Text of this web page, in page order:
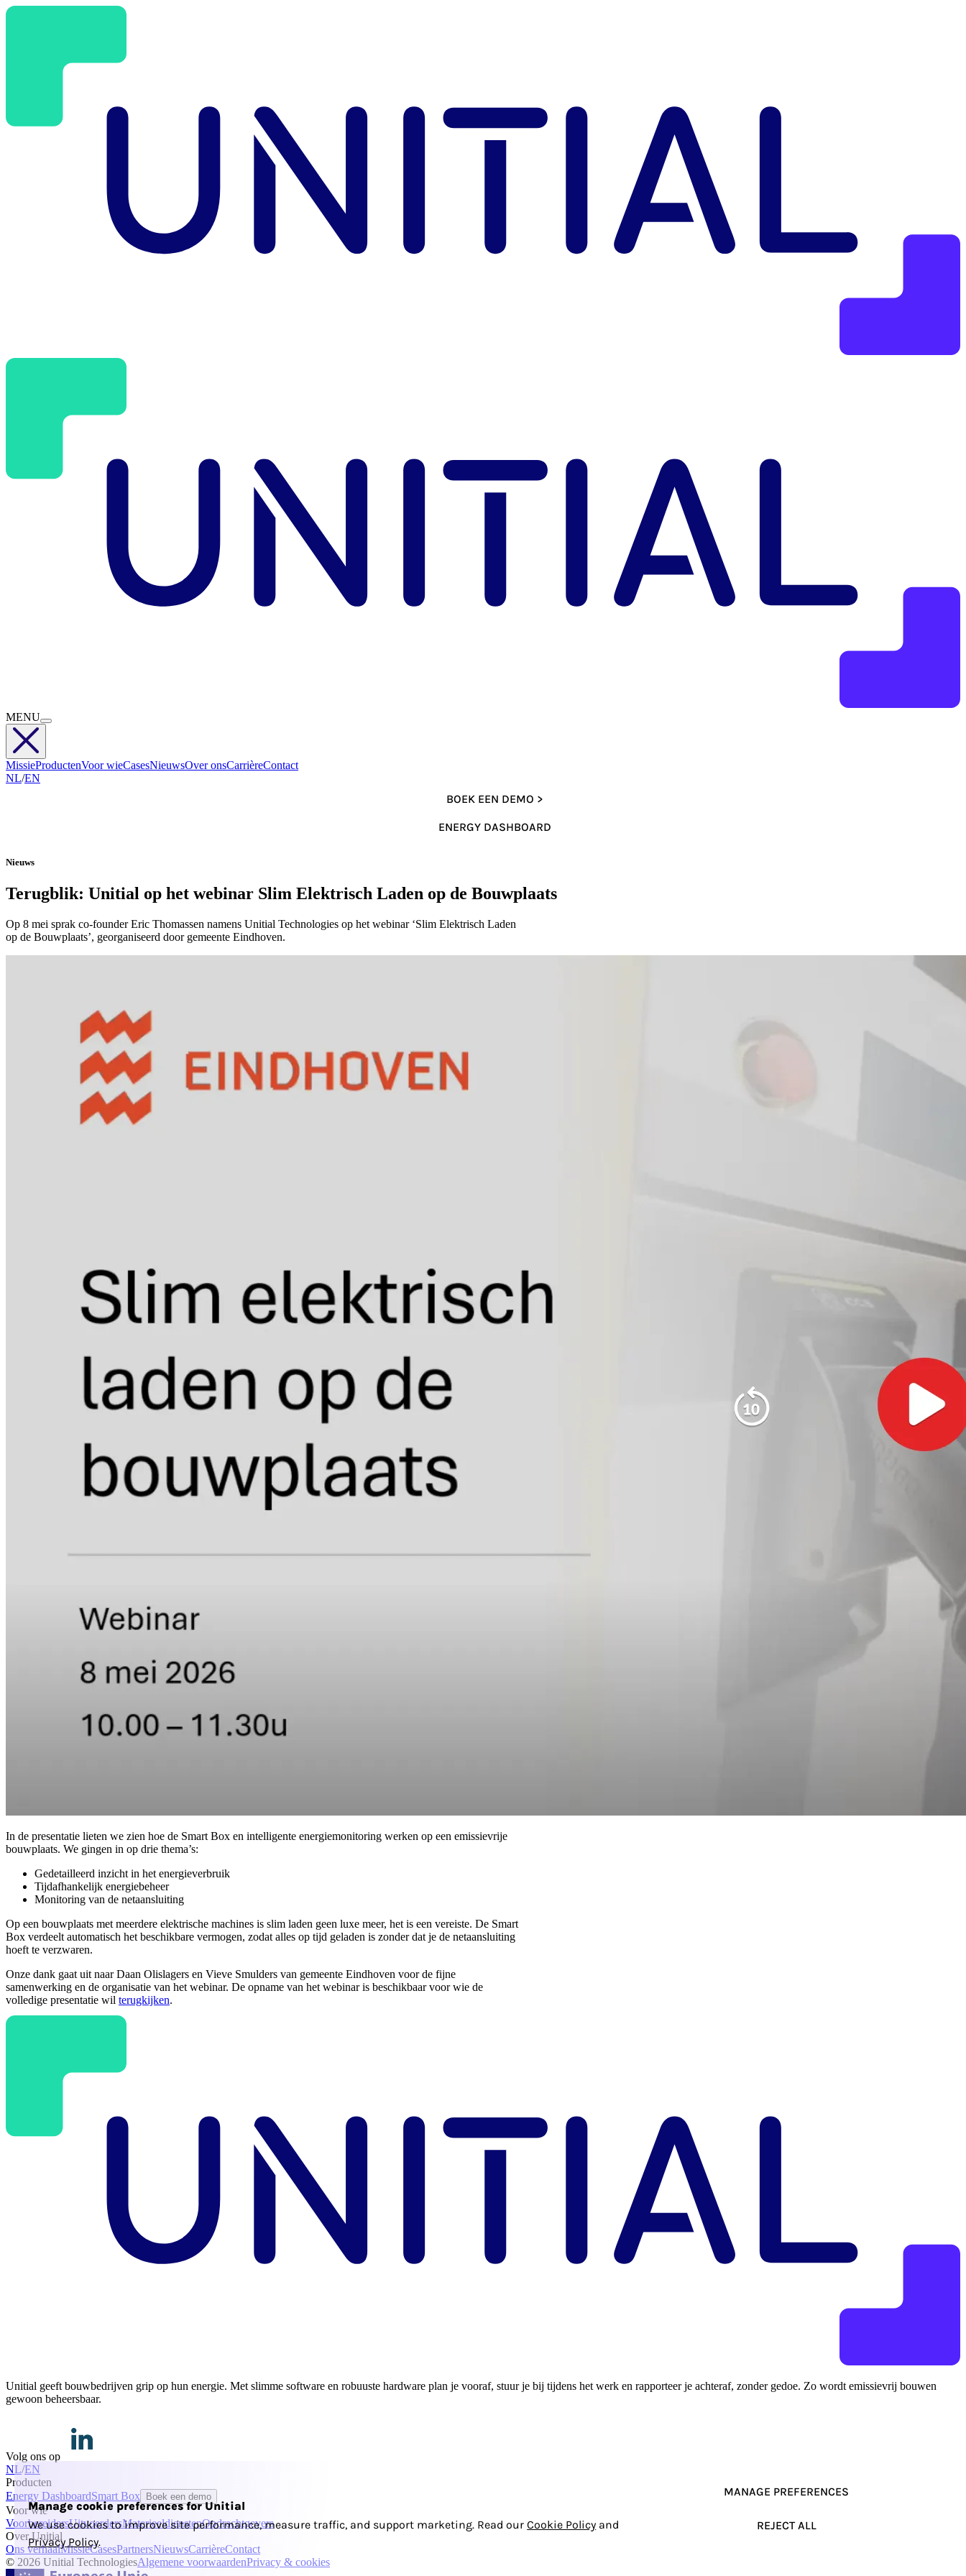
MENU
MissieProductenVoor wieCasesNieuwsOver onsCarrièreContact
NL/EN
BOEK EEN DEMO >
ENERGY DASHBOARD
Nieuws
Terugblik: Unitial op het webinar Slim Elektrisch Laden op de Bouwplaats
Op 8 mei sprak co-founder Eric Thomassen namens Unitial Technologies op het webinar ‘Slim Elektrisch Laden
op de Bouwplaats’, georganiseerd door gemeente Eindhoven.
In de presentatie lieten we zien hoe de Smart Box en intelligente energiemonitoring werken op een emissievrije
bouwplaats. We gingen in op drie thema’s:
Gedetailleerd inzicht in het energieverbruik
Tijdafhankelijk energiebeheer
Monitoring van de netaansluiting
Op een bouwplaats met meerdere elektrische machines is slim laden geen luxe meer, het is een vereiste. De Smart
Box verdeelt automatisch het beschikbare vermogen, zodat alles op tijd geladen is zonder dat je de netaansluiting
hoeft te verzwaren.
Onze dank gaat uit naar Daan Olislagers en Vieve Smulders van gemeente Eindhoven voor de fijne
samenwerking en de organisatie van het webinar. De opname van het webinar is beschikbaar voor wie de
volledige presentatie wil terugkijken.
Unitial geeft bouwbedrijven grip op hun energie. Met slimme software en robuuste hardware plan je vooraf, stuur je bij tijdens het werk en rapporteer je achteraf, zonder gedoe. Zo wordt emissievrij bouwen
gewoon beheersbaar.
Volg ons op
NL/EN
Producten
Energy DashboardSmart Box Boek een demo
Voor wie
VoorbereidersUitvoerdersMaterieeldienstenOpdrachtgevers
Over Unitial
Ons verhaalMissieCasesPartnersNieuwsCarrièreContact
© 2026 Unitial TechnologiesAlgemene voorwaardenPrivacy & cookies
Manage cookie preferences for Unitial
We use cookies to improve site performance, measure traffic, and support marketing. Read ourCookie Policy and
Privacy Policy.
MANAGE PREFERENCES
REJECT ALL